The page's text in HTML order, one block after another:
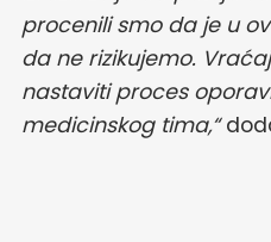
procenili smo da je u
da ne rizikujemo.
nastaviti proces
medicinskog tima,“